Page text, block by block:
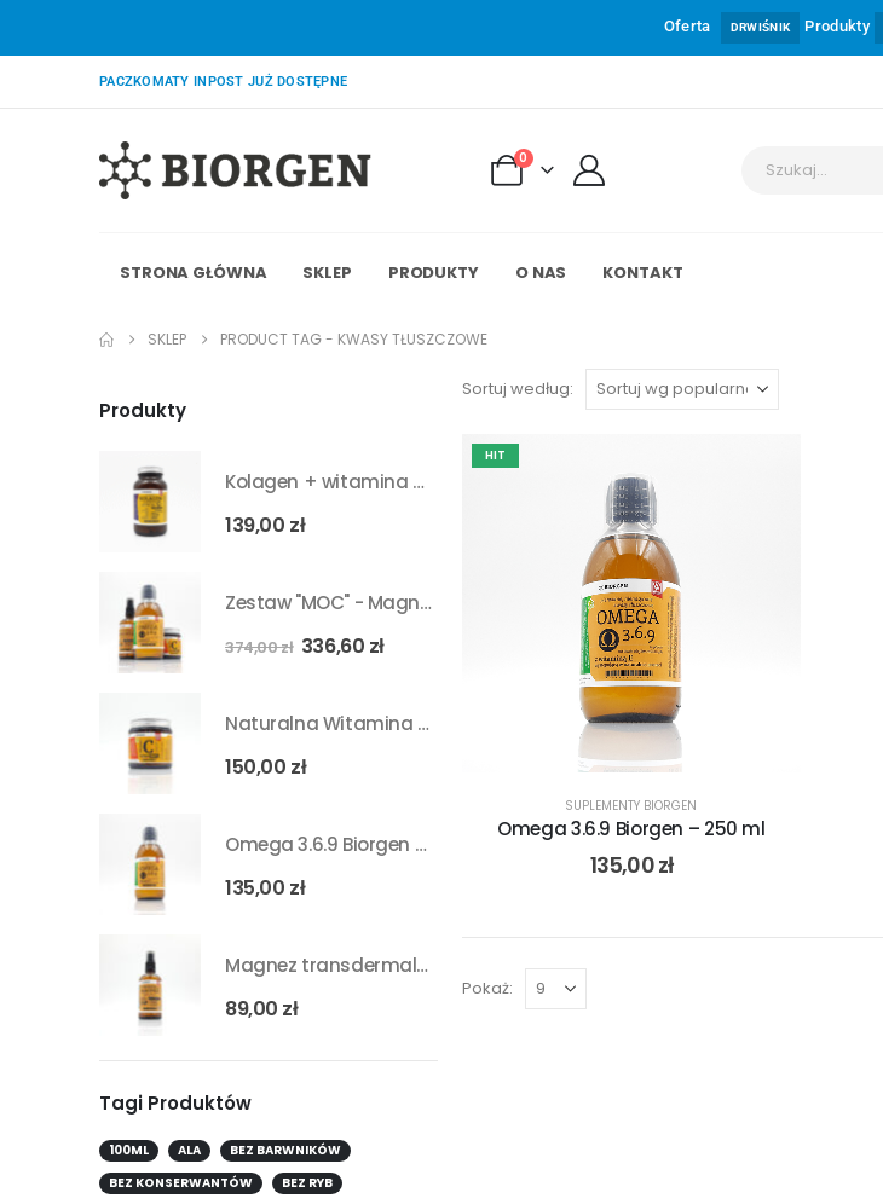
Oferta DRWIŚNIK Produkty
PACZKOMATY INPOST JUŻ DOSTĘPNE
0
STRONA GŁÓWNA SKLEP PRODUKTY O NAS KONTAKT
SKLEP PRODUCT TAG - KWASY TŁUSZCZOWE
Sortuj według:
HIT
SUPLEMENTY BIORGEN
Omega 3.6.9 Biorgen – 250 ml
135,00zł
Pokaż:
Produkty
Kolagen + witamina C + BCAA – Biorgen 120 kapsułek
139,00 zł
Zestaw "MOC" - Magnez + Omega 3.6.9 + Witamina C
374,00zł 336,60 zł
Naturalna Witamina C w proszku 105ml
150,00 zł
Omega 3.6.9 Biorgen – 250 ml
135,00 zł
Magnez transdermalny w sprayu MgCl₂·6H₂O BIORGEN - 100ml
89,00 zł
Tagi Produktów
100ML ALA
BEZ BARWNIKÓW
BEZ KONSERWANTÓW
BEZ RYB